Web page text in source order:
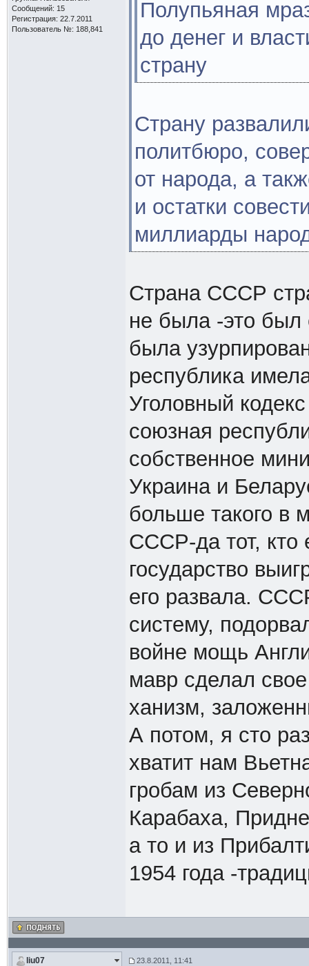
Сообщений: 15
Регистрация: 22.7.2011
Пользователь №: 188,841
Полупьяная
до денег и
страну
Страну
политбюро,
от народа, а
и остатки
миллиарды
Страна СССР
не была -это был
была
республика
Уголовный
союзная
собственное
Украина и
больше такого в
СССР-да тот, кто
государство
его развала.
систему,
войне мощь
мавр сделал
ханизм,
А потом, я сто
хватит нам
гробам из
Карабаха,
а то и из
1954 года -
liu07 23.8.2011, 11:41